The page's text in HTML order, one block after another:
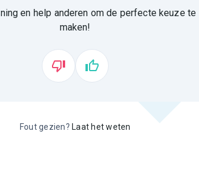
en help anderen om de perfecte keuze te
maken!
Fout gezien? Laat het weten